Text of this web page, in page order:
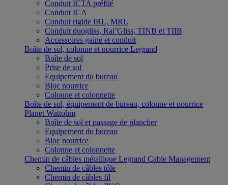
Conduit ICTA préfilé
Conduit ICA
Conduit rigide IRL, MRL
Conduit duogliss, Rai’Gliss, TINB et TIIB
Accessoires gaine et conduit
Boîte de sol, colonne et nourrice Legrand
Boîte de sol
Prise de sol
Equipement du bureau
Bloc nourrice
Colonne et colonnette
Boîte de sol, équipement de bureau, colonne et nourrice
Planet Wattohm
Boîte de sol et passage de plancher
Equipement du bureau
Bloc nourrice
Colonne et colonnette
Chemin de câbles métallique Legrand Cable Management
Chemin de câbles tôle
Chemin de câbles fil